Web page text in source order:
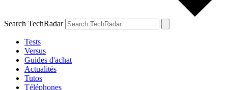
Search TechRadar
Tests
Versus
Guides d'achat
Actualités
Tutos
Téléphones